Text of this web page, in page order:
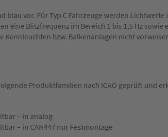
blau vor. Für Typ C Fahrzeuge werden
eine Blitzfrequenz im Bereich 1 bis 1,5 Hz sowie
Kennleuchten bzw. Balkenanlagen nicht
Produktfamilien nach ICAO geprüft und
– in analog
– in CAN447 nur Festmontage